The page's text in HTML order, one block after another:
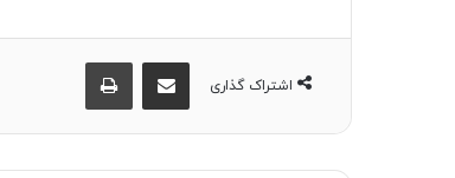
اشتراک گذاری